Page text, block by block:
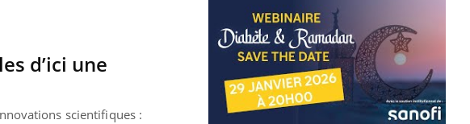
d’ici une
scientifiques :